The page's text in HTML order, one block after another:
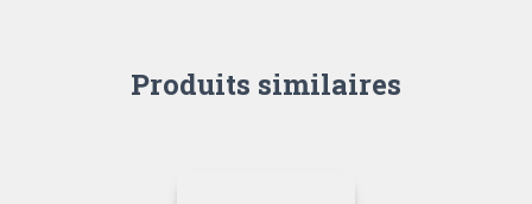
Produits similaires